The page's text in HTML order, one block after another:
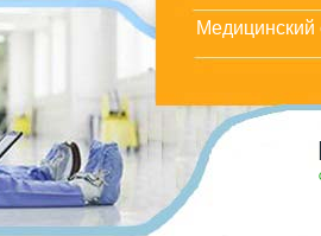
Медицинский